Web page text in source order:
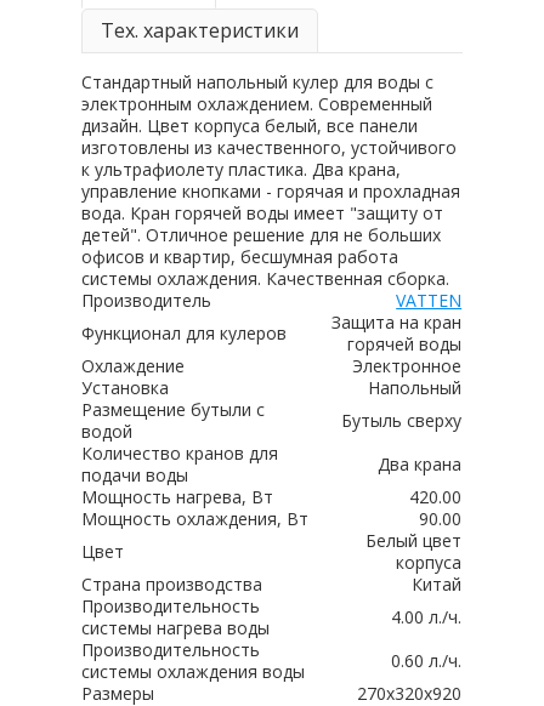
Тех. характеристики
Стандартный напольный кулер для воды с
электронным охлаждением. Современный
дизайн. Цвет корпуса белый, все панели
изготовлены из качественного, устойчивого
к ультрафиолету пластика. Два крана,
управление кнопками - горячая и прохладная
вода. Кран горячей воды имеет "защиту от
детей". Отличное решение для не больших
офисов и квартир, бесшумная работа
системы охлаждения. Качественная сборка.
Производитель
VATTEN
Функционал для кулеров
Защита на кран
горячей воды
Охлаждение
Электронное
Установка
Напольный
Размещение бутыли с
водой
Бутыль сверху
Количество кранов для
подачи воды
Два крана
Мощность нагрева, Вт
420.00
Мощность охлаждения, Вт
90.00
Цвет
Белый цвет
корпуса
Страна производства
Китай
Производительность
системы нагрева воды
4.00 л./ч.
Производительность
системы охлаждения воды
0.60 л./ч.
Размеры
270х320х920